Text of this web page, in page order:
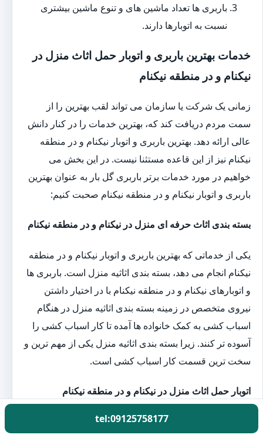
باربری ها تعداد ماشین های و تنوع ماشین بیشتری
نسبت به اتوبارها دارند.
خدمات بهترین باربری و اتوبار حمل اثاث منزل در
نیکنام و در منطقه نیکنام
زمانی یک شرکت یا سازمان می تواند لقب بهترین را از
سمت مردم دریافت کند که، بهترین خدمات را در کنار دانش
عالی ارائه دهد. بهترین باربری و اتوبار نیکنام و در منطقه
نیکنام نیز از این قاعده مستثنا نیست. در این بخش می
خواهیم در مورد خدمات برتر باربری گل بار به عنوان بهترین
باربری و اتوبار نیکنام و در منطقه نیکنام صحبت کنیم:
بسته بندی اثاث حرفه ای منزل در نیکنام و در منطقه نیکنام
یکی از خدماتی که بهترین باربری و اتوبار نیکنام و در منطقه
نیکنام انجام می دهد، بسته بندی اثاثیه منزل است. باربری ها
و اتوبارهای نیکنام و در منطقه نیکنام با در اختیار داشتن
نیروی متخصص در زمینه بسته بندی اثاثیه منزل در هنگام
اسباب کشی به کمک خانواده ها آمده تا کار اسباب کشی را
آسوده تر کنند. زیرا بسته بندی اثاثیه منزل یکی از مهم ترین و
سخت ترین قسمت کار اسباب کشی است.
اتوبار حمل اثاث منزل در نیکنام و در منطقه نیکنام
کارگران باربری گل بار با در اختیار داشتن بهترین و به
tel:09125758177